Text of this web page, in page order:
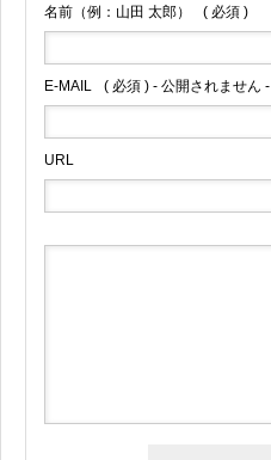
名前（例：山田 太郎） ( 必須 )
E-MAIL ( 必須 ) - 公開されません -
URL